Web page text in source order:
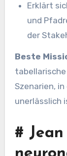
Erklärt
und
der
Beste
Szenarien,
unerlässlich
#